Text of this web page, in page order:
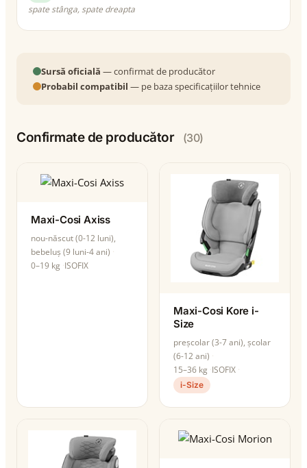
spate stânga, spate dreapta
Sursă oficială — confirmat de producător
Probabil compatibil — pe baza specificațiilor tehnice
Confirmate de producător (30)
Maxi-Cosi Axiss
nou-născut (0-12 luni),
bebeluș (9 luni-4 ani)
0–19 kg ISOFIX
Maxi-Cosi Kore i-
Size
preșcolar (3-7 ani), școlar
(6-12 ani)
15–36 kg ISOFIX
i-Size